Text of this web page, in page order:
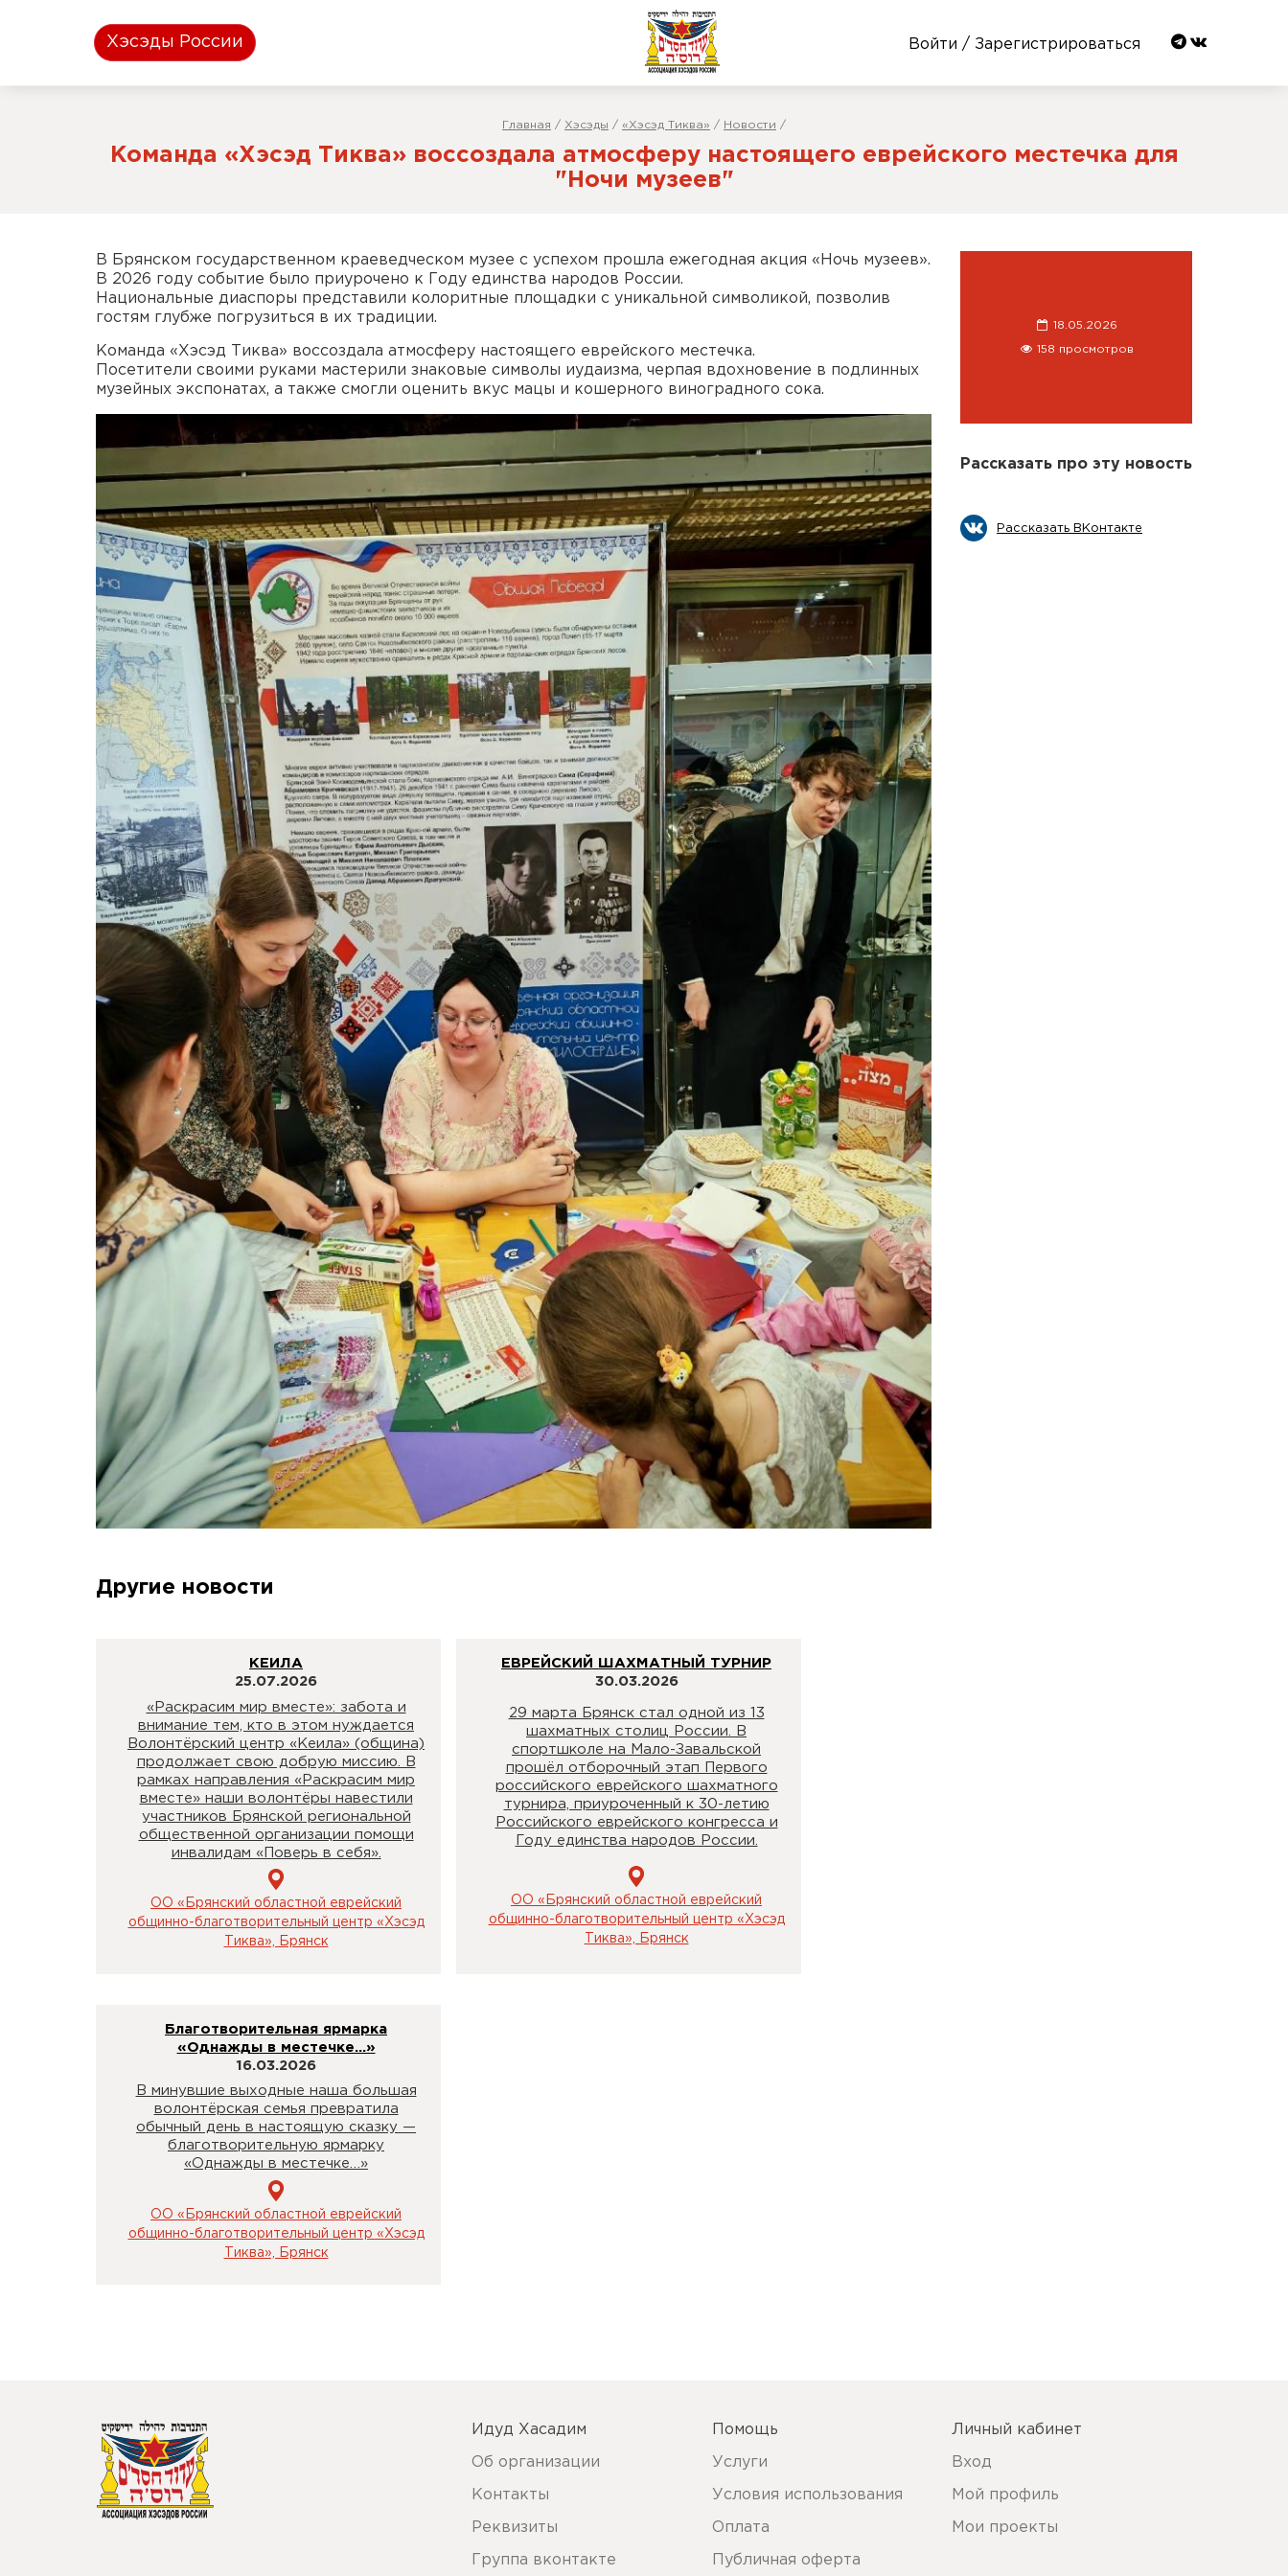
Хэсэды России Войти / Зарегистрироваться
Главная / Хэсэды / «Хэсэд Тиква» / Новости /
Команда «Хэсэд Тиква» воссоздала атмосферу настоящего еврейского местечка для
"Ночи музеев"
В Брянском государственном краеведческом музее с успехом прошла ежегодная акция «Ночь музеев».
В 2026 году событие было приурочено к Году единства народов России.
Национальные диаспоры представили колоритные площадки с уникальной символикой, позволив
гостям глубже погрузиться в их традиции.
Команда «Хэсэд Тиква» воссоздала атмосферу настоящего еврейского местечка.
Посетители своими руками мастерили знаковые символы иудаизма, черпая вдохновение в подлинных
музейных экспонатах, а также смогли оценить вкус мацы и кошерного виноградного сока.
Другие новости
КЕИЛА
25.07.2026
«Раскрасим мир вместе»: забота и
внимание тем, кто в этом нуждается
Волонтёрский центр «Кеила» (община)
продолжает свою добрую миссию. В
рамках направления «Раскрасим мир
вместе» наши волонтёры навестили
участников Брянской региональной
общественной организации помощи
инвалидам «Поверь в себя».
ОО «Брянский областной еврейский
общинно-благотворительный центр «Хэсэд
Тиква», Брянск
ЕВРЕЙСКИЙ ШАХМАТНЫЙ ТУРНИР
30.03.2026
29 марта Брянск стал одной из 13
шахматных столиц России. В
спортшколе на Мало-Завальской
прошёл отборочный этап Первого
российского еврейского шахматного
турнира, приуроченный к 30-летию
Российского еврейского конгресса и
Году единства народов России.
ОО «Брянский областной еврейский
общинно-благотворительный центр «Хэсэд
Тиква», Брянск
Благотворительная ярмарка
«Однажды в местечке…»
16.03.2026
В минувшие выходные наша большая
волонтёрская семья превратила
обычный день в настоящую сказку —
благотворительную ярмарку
«Однажды в местечке…»
ОО «Брянский областной еврейский
общинно-благотворительный центр «Хэсэд
Тиква», Брянск
18.05.2026
158 просмотров
Рассказать про эту новость
Рассказать ВКонтакте
Идуд Хасадим
Об организации
Контакты
Реквизиты
Группа вконтакте
Помощь
Услуги
Условия использования
Оплата
Публичная оферта
Личный кабинет
Вход
Мой профиль
Мои проекты